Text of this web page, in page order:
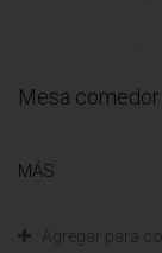
Mesa comedor
MÁS
Agregar para